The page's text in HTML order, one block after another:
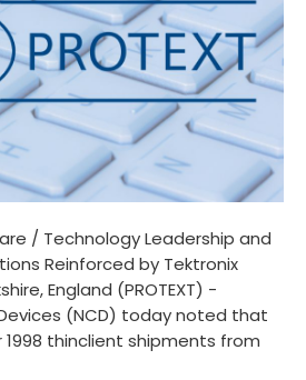
/ Technology Leadership and
Reinforced by Tektronix
England (PROTEXT) -
(NCD) today noted that
thinclient shipments from